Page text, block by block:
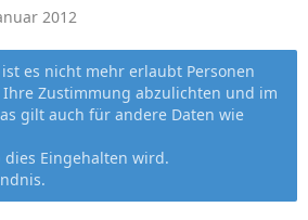
2012
es nicht mehr erlaubt Personen
Zustimmung abzulichten und im
gilt auch für andere Daten wie
Eingehalten wird.